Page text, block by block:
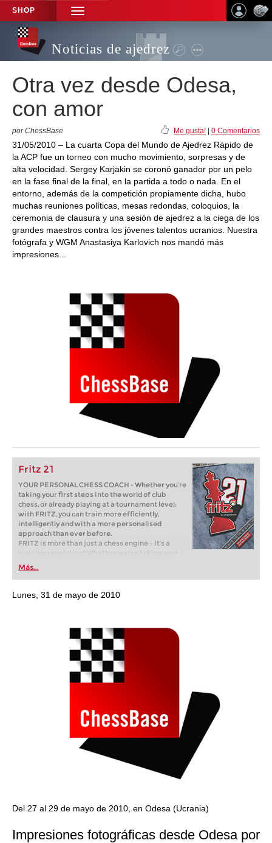
SHOP
TOGGLE
NAVIGATION
Noticias de ajedrez
Otra vez desde Odesa,
con amor
por ChessBase Me gusta! 0 Comentarios
31/05/2010 – La cuarta Copa del Mundo de Ajedrez Rápido de
la ACP fue un torneo con mucho movimiento, sorpresas y de
alta velocidad. Sergey Karjakin se coronó ganador por un pelo
en la fase final de la final, en la partida a todo o nada. En el
entorno, además de la competición propiamente dicha, hubo
muchas reuniones políticas, mesas redondas, coloquios, la
ceremonia de clausura y una sesión de ajedrez a la ciega de los
grandes maestros contra los jóvenes talentos ucranios. Nuestra
fotógrafa y WGM Anastasiya Karlovich nos mandó más
impresiones...
Fritz 21
YOUR PERSONAL CHESS COACH - Whether you’re
taking your first steps into the world of club
chess, or already playing at a tournament level:
with FRITZ, you can train more efficiently,
intelligently and with a more personalised
approach than ever before.
FRITZ is more than just a chess engine – it’s a
training revolution! Whether you’re taking your
first steps into the world of club chess, or already
playing at a tournament level: with FRITZ, you can
train more efficiently, intelligently and with a
more personalised approach than ever before.
Más...
Lunes, 31 de mayo de 2010
Del 27 al 29 de mayo de 2010, en Odesa (Ucrania)
Impresiones fotográficas desde Odesa por